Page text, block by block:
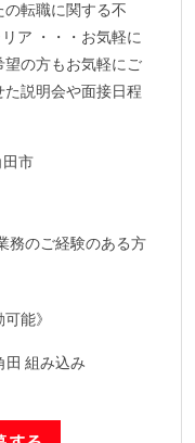
転職に関する不
ア ・・・お気軽に
望の方もお気軽にご
説明会や面接日程
田市
務のご経験のある方
能》
田 組み込み